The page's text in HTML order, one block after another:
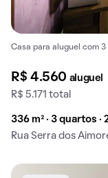
Casa para aluguel com
R$ 4.560 aluguel
R$ 5.171 total
336 m² · 3 quartos ·
Rua Serra dos